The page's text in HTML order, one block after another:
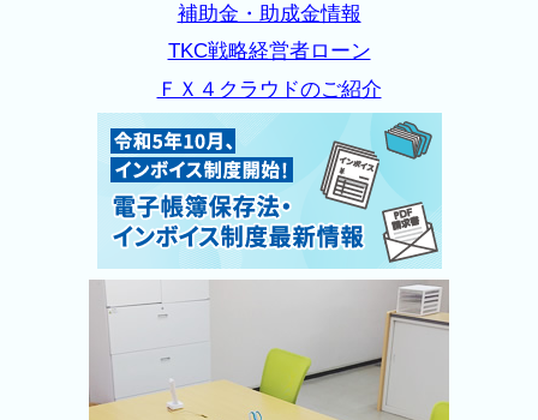
補助金・助成金情報
TKC戦略経営者ローン
ＦＸ４クラウドのご紹介